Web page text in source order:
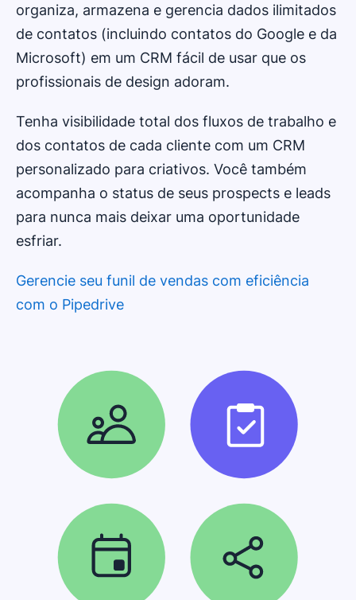
organiza, armazena e gerencia dados ilimitados
de contatos (incluindo contatos do Google e da
Microsoft) em um CRM fácil de usar que os
profissionais de design adoram.
Tenha visibilidade total dos fluxos de trabalho e
dos contatos de cada cliente com um CRM
personalizado para criativos. Você também
acompanha o status de seus prospects e leads
para nunca mais deixar uma oportunidade
esfriar.
Gerencie seu funil de vendas com eficiência
com o Pipedrive